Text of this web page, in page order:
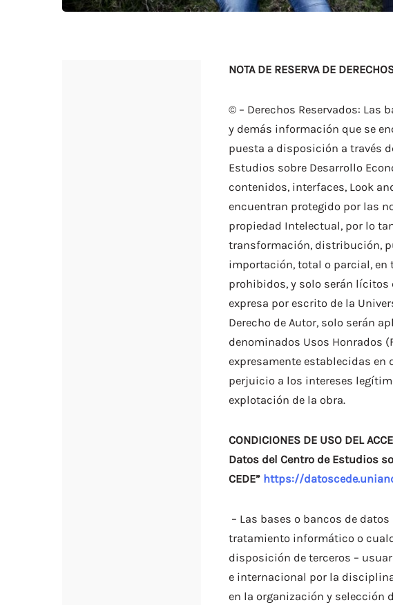
NOTA DE RESERVA DE
© – Derechos Reservados: Las
y demás información que se
puesta a disposición a través
Estudios sobre Desarrollo
contenidos, interfaces, Look
encuentran protegido por las
propiedad Intelectual, por lo
transformación, distribución,
importación, total o parcial, en
prohibidos, y solo serán lícitos
expresa por escrito de la
Derecho de Autor, solo serán
denominados Usos Honrados
expresamente establecidas
perjuicio a los intereses
explotación de la obra.
CONDICIONES DE USO DEL
Datos del Centro de Estudios
CEDE” https://
– Las bases o bancos de
tratamiento informático o
disposición de terceros –
e internacional por la
en la organización y selección